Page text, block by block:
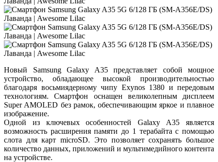
Новый Samsung Galaxy A35 представляет собой мощное
устройство, обладающее высокой производительностью
благодаря восьмиядерному чипу Exynos 1380 и передовым
технологиям. Смартфон оснащен великолепным дисплеем
Super AMOLED без рамок, обеспечивающим яркое и плавное
изображение.
Одной из ключевых особенностей Galaxy A35 является
возможность расширения памяти до 1 терабайта с помощью
слота для карт microSD. Это позволяет сохранять большое
количество данных, приложений и мультимедийного контента
на устройстве.